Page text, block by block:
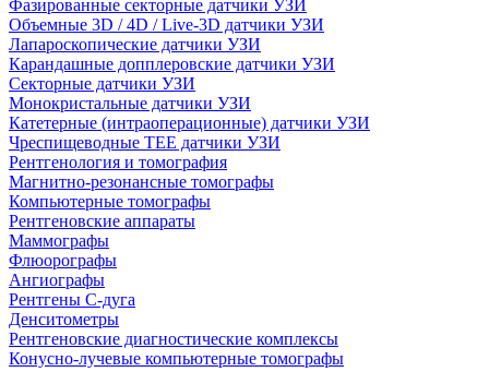
Фазированные секторные датчики УЗИ
Объемные 3D / 4D / Live-3D датчики УЗИ
Лапароскопические датчики УЗИ
Карандашные допплеровские датчики УЗИ
Секторные датчики УЗИ
Монокристальные датчики УЗИ
Катетерные (интраоперационные) датчики УЗИ
Чреспищеводные TEE датчики УЗИ
Рентгенология и томография
Магнитно-резонансные томографы
Компьютерные томографы
Рентгеновские аппараты
Маммографы
Флюорографы
Ангиографы
Рентгены С-дуга
Денситометры
Рентгеновские диагностические комплексы
Конусно-лучевые компьютерные томографы